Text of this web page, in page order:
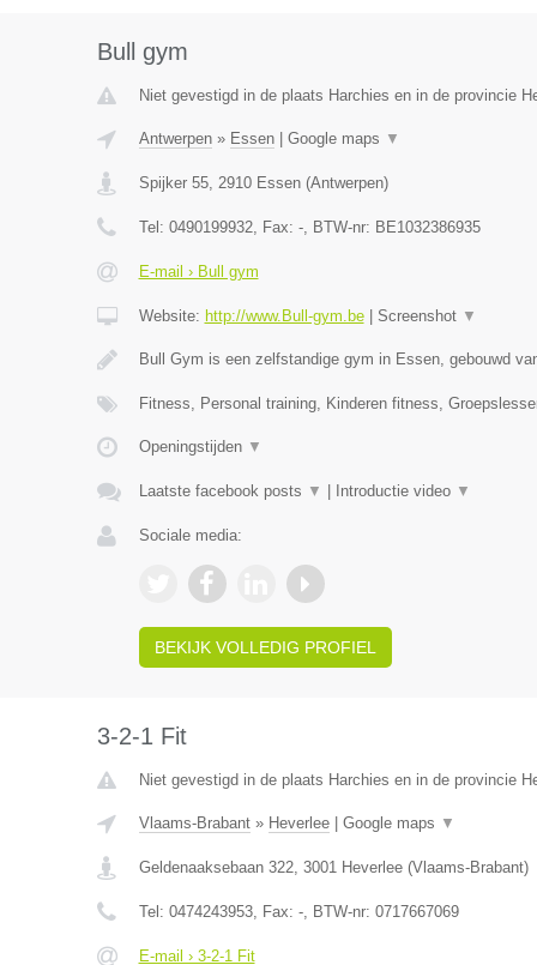
Bull gym
Niet gevestigd in de plaats Harchies en in de provincie
Antwerpen» Essen| Google maps ▼
Spijker 55, 2910 Essen(Antwerpen)
Tel: 0490199932, Fax: -, BTW-nr: BE1032386935
E-mail › Bull gym
Website: http://www.Bull-gym.be| Screenshot ▼
Bull Gym is een zelfstandige gym in Essen, gebouwd
Fitness, Personal training, Kinderen fitness,
Openingstijden ▼
Laatste facebook posts ▼ Introductie video ▼
Sociale media:
BEKIJK VOLLEDIG PROFIEL
3-2-1 Fit
Niet gevestigd in de plaats Harchies en in de provincie
Vlaams-Brabant» Heverlee| Google maps ▼
Geldenaaksebaan 322, 3001 Heverlee(Vlaams-Brabant)
Tel: 0474243953, Fax: -, BTW-nr: 0717667069
E-mail › 3-2-1 Fit